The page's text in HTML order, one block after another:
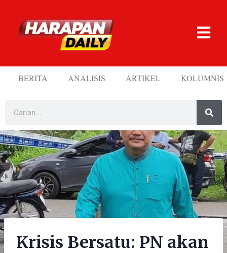
BERITA ANALISIS ARTIKEL KOLUMNIS
Krisis Bersatu: PN akan